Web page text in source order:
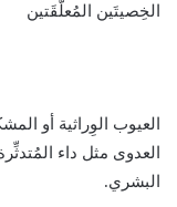
الخِصيتَين المُعلَّقَتين
العيوب الوِراثية أو
العدوى مثل داء
البشري.